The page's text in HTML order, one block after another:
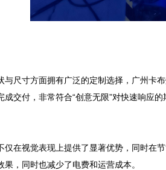
与尺寸方面拥有广泛的定制选择，广州卡
成交付，非常符合“创意无限”对快速响应
仅在视觉表现上提供了显著优势，同时在
果，同时也减少了电费和运营成本。